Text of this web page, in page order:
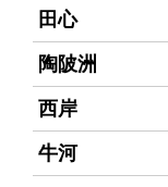
田心
陶陂洲
西岸
牛河